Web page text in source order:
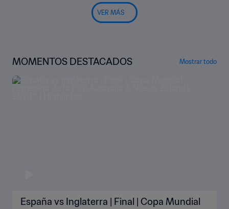
VER MÁS
MOMENTOS DESTACADOS Mostrar todo
España vs Inglaterra | Final | Copa Mundial